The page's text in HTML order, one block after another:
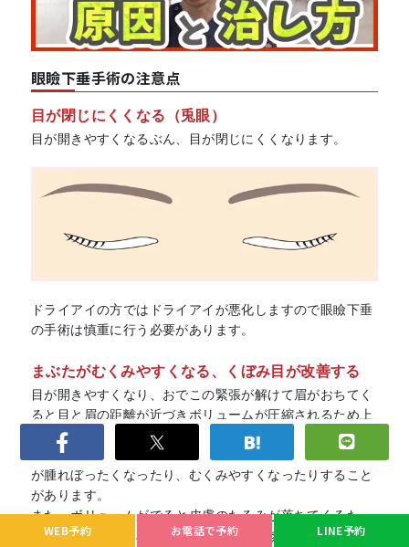
眼瞼下垂手術の注意点
目が閉じにくくなる（兎眼）
目が開きやすくなるぶん、目が閉じにくくなります。
ドライアイの方ではドライアイが悪化しますので眼瞼下垂
の手術は慎重に行う必要があります。
まぶたがむくみやすくなる、くぼみ目が改善する
目が開きやすくなり、おでこの緊張が解けて眉がおちてく
ると目と眉の距離が近づきボリュームが圧縮されるため上
まぶたのボリュームが増えます。
くぼみ目の方は改善しますが、まぶたの厚い方ではまぶた
が腫れぼったくなったり、むくみやすくなったりすること
があります。
また、ボリュームがでると皮膚のたるみが落ちてくるた
め、まぶたのたるみを感じやすくなります。
WEB予約 お電話で予約 LINE予約